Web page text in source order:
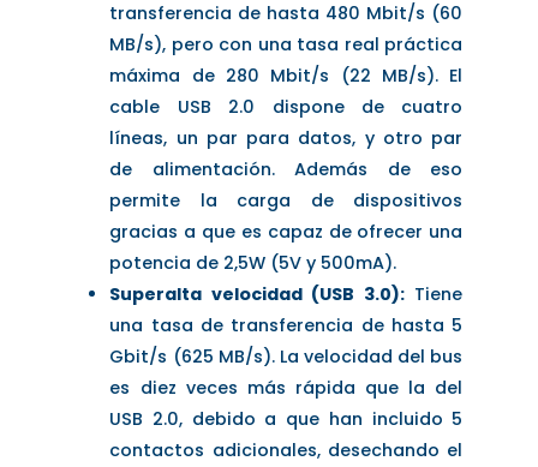
transferencia de hasta 480 Mbit/s (60
MB/s), pero con una tasa real práctica
máxima de 280 Mbit/s (22 MB/s). El
cable USB 2.0 dispone de cuatro
líneas, un par para datos, y otro par
de alimentación. Además de eso
permite la carga de dispositivos
gracias a que es capaz de ofrecer una
potencia de 2,5W (5V y 500mA).
Superalta velocidad (USB 3.0):Tiene
una tasa de transferencia de hasta 5
Gbit/s (625 MB/s). La velocidad del bus
es diez veces más rápida que la del
USB 2.0, debido a que han incluido 5
contactos adicionales, desechando el